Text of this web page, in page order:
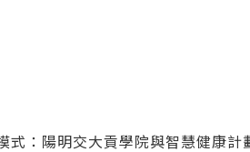
式：陽明交大貢學院與智慧健康